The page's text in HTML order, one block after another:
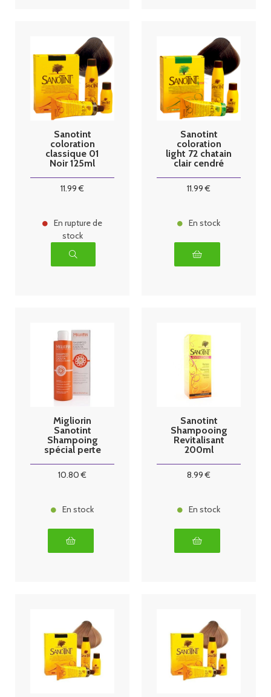
Sanotint
coloration
classique 01
Noir 125ml
11.99 €
En rupture de
stock
Sanotint
coloration
light 72 chatain
clair cendré
11.99 €
En stock
Migliorin
Sanotint
Shampoing
spécial perte
10.80 €
En stock
Sanotint
Shampooing
Revitalisant
200ml
8.99 €
En stock